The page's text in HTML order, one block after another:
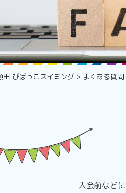
田 びばっこスイミング > よくある質問
入会前など